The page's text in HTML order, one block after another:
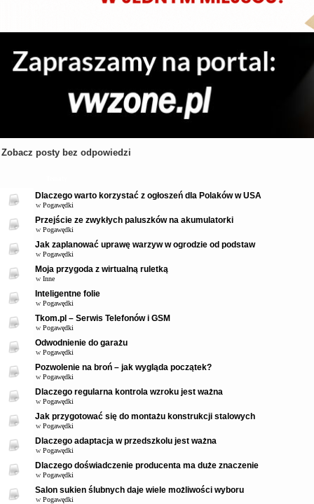
Zobacz posty bez odpowiedzi
Dlaczego warto korzystać z ogłoszeń dla Polaków w USA
w Pogawędki
Przejście ze zwykłych paluszków na akumulatorki
w Pogawędki
Jak zaplanować uprawę warzyw w ogrodzie od podstaw
w Pogawędki
Moja przygoda z wirtualną ruletką
w Inne
Inteligentne folie
w Pogawędki
Tkom.pl – Serwis Telefonów i GSM
w Pogawędki
Odwodnienie do garażu
w Pogawędki
Pozwolenie na broń – jak wygląda początek?
w Pogawędki
Dlaczego regularna kontrola wzroku jest ważna
w Pogawędki
Jak przygotować się do montażu konstrukcji stalowych
w Pogawędki
Dlaczego adaptacja w przedszkolu jest ważna
w Pogawędki
Dlaczego doświadczenie producenta ma duże znaczenie
w Pogawędki
Salon sukien ślubnych daje wiele możliwości wyboru
w Pogawędki